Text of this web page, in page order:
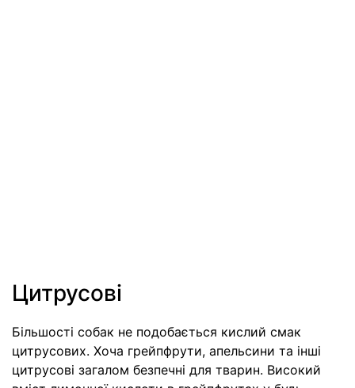
Цитрусові
Більшості собак не подобається кислий смак
цитрусових. Хоча грейпфрути, апельсини та інші
цитрусові загалом безпечні для тварин. Високий